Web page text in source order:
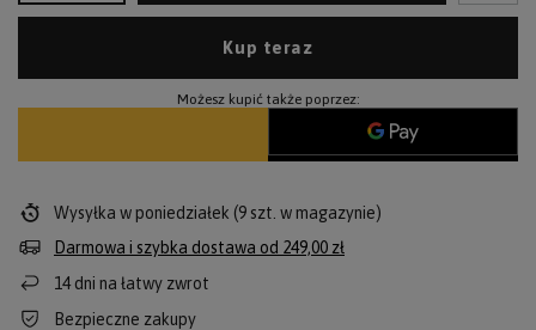
Kup teraz
Możesz kupić także poprzez:
Wysyłka w poniedziałek (9 szt. w magazynie)
Darmowa i szybka dostawa od 249,00 zł
14 dni na łatwy zwrot
Bezpieczne zakupy